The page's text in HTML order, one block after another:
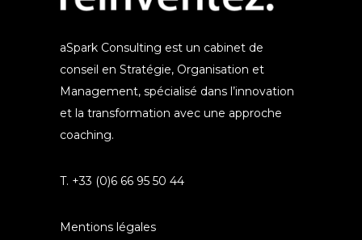
aSpark Consulting est un cabinet de
conseil en Stratégie, Organisation et
Management, spécialisé dans l’innovation
et la transformation avec une approche
coaching.
T. +33 (0)6 66 95 50 44
Mentions légales